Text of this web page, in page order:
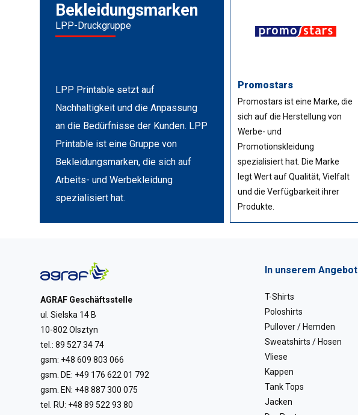
Bekleidungsmarken
LPP-Druckgruppe
LPP Printable setzt auf
Nachhaltigkeit und die Anpassung
an die Bedürfnisse der Kunden. LPP
Printable ist eine Gruppe von
Bekleidungsmarken, die sich auf
Arbeits- und Werbekleidung
spezialisiert hat.
Promostars
Promostars ist eine Marke, die
sich auf die Herstellung von
Werbe- und
Promotionskleidung
spezialisiert hat. Die Marke
legt Wert auf Qualität, Vielfalt
und die Verfügbarkeit ihrer
Produkte.
AGRAF Geschäftsstelle
ul. Sielska 14 B
10-802 Olsztyn
tel.:89 527 34 74
gsm: +48 609 803 066
gsm. DE: +49 176 622 01 792
gsm. EN: +48 887 300 075
tel. RU: +48 89 522 93 80
In unserem Angebot
T-Shirts
Poloshirts
Pullover / Hemden
Sweatshirts / Hosen
Vliese
Kappen
Tank Tops
Jacken